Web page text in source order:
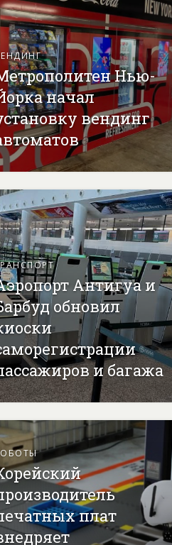
Нью-
начал
вендинг
Антигуа и
обновил
и багажа
плат